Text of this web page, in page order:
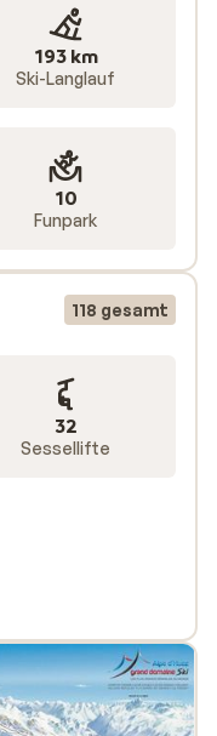
193 km
Ski-Langlauf
10
Funpark
118 gesamt
32
Sessellifte